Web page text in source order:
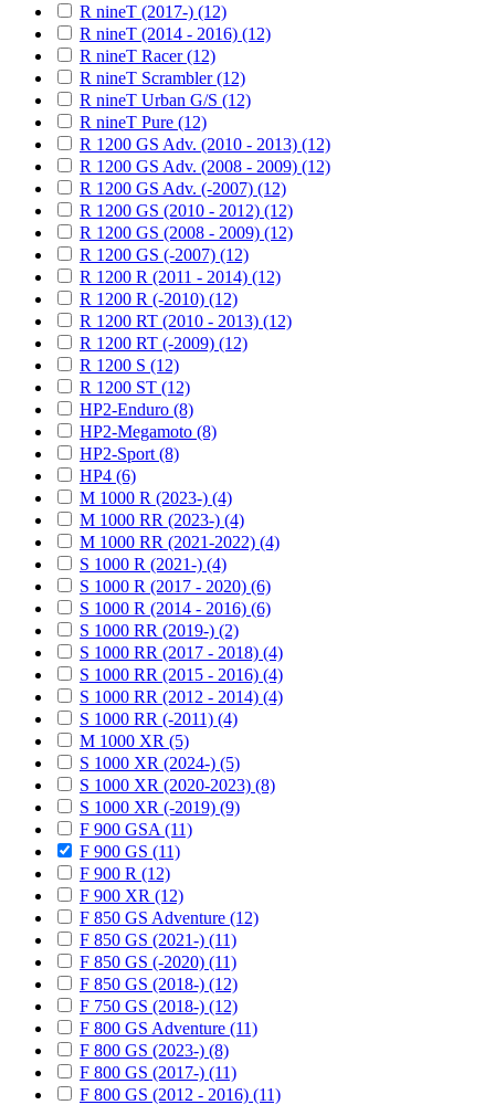
R nineT (2017-) (12)
R nineT (2014 - 2016) (12)
R nineT Racer (12)
R nineT Scrambler (12)
R nineT Urban G/S (12)
R nineT Pure (12)
R 1200 GS Adv. (2010 - 2013) (12)
R 1200 GS Adv. (2008 - 2009) (12)
R 1200 GS Adv. (-2007) (12)
R 1200 GS (2010 - 2012) (12)
R 1200 GS (2008 - 2009) (12)
R 1200 GS (-2007) (12)
R 1200 R (2011 - 2014) (12)
R 1200 R (-2010) (12)
R 1200 RT (2010 - 2013) (12)
R 1200 RT (-2009) (12)
R 1200 S (12)
R 1200 ST (12)
HP2-Enduro (8)
HP2-Megamoto (8)
HP2-Sport (8)
HP4 (6)
M 1000 R (2023-) (4)
M 1000 RR (2023-) (4)
M 1000 RR (2021-2022) (4)
S 1000 R (2021-) (4)
S 1000 R (2017 - 2020) (6)
S 1000 R (2014 - 2016) (6)
S 1000 RR (2019-) (2)
S 1000 RR (2017 - 2018) (4)
S 1000 RR (2015 - 2016) (4)
S 1000 RR (2012 - 2014) (4)
S 1000 RR (-2011) (4)
M 1000 XR (5)
S 1000 XR (2024-) (5)
S 1000 XR (2020-2023) (8)
S 1000 XR (-2019) (9)
F 900 GSA (11)
F 900 GS (11)
F 900 R (12)
F 900 XR (12)
F 850 GS Adventure (12)
F 850 GS (2021-) (11)
F 850 GS (-2020) (11)
F 850 GS (2018-) (12)
F 750 GS (2018-) (12)
F 800 GS Adventure (11)
F 800 GS (2023-) (8)
F 800 GS (2017-) (11)
F 800 GS (2012 - 2016) (11)